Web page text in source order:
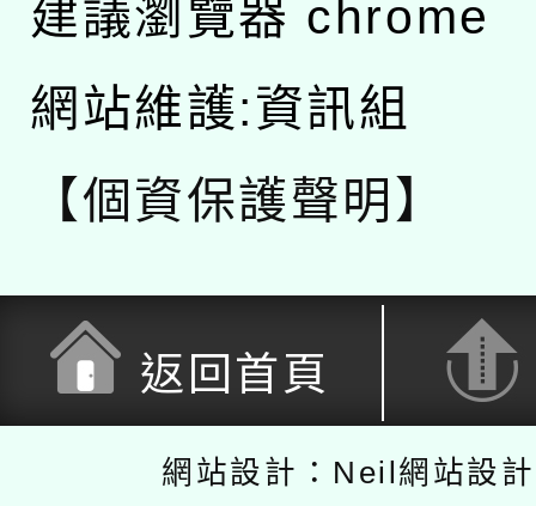
建議瀏覽器 chrome
網站維護:資訊組
【個資保護聲明】
返回首頁
網站設計：Neil網站設